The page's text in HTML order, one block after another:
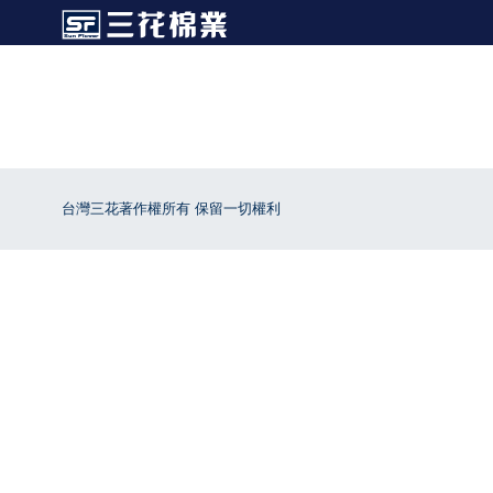
台灣三花著作權所有 保留一切權利